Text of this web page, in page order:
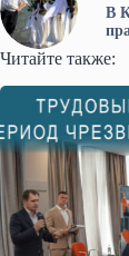
В
Читайте также: